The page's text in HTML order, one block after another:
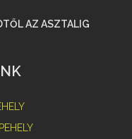
AZ ASZTALIG